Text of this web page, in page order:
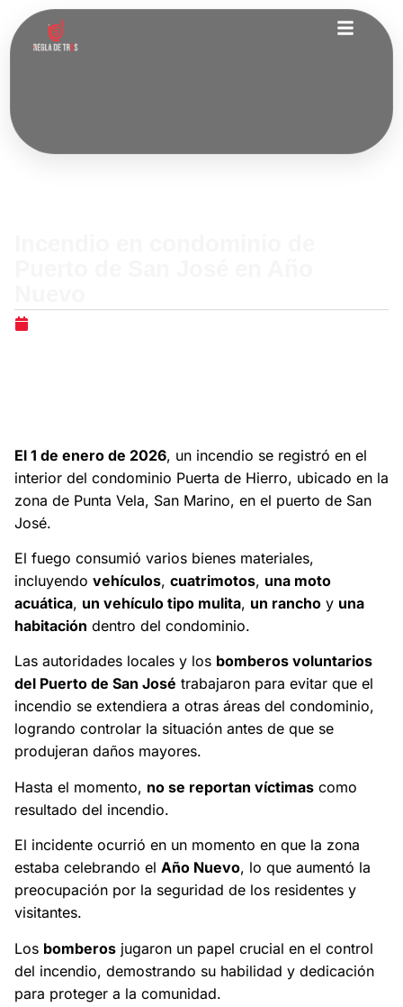
El 1 de enero de 2026, un incendio se registró en el
interior del condominio Puerta de Hierro, ubicado en la
zona de Punta Vela, San Marino, en el puerto de San
José.
El fuego consumió varios bienes materiales,
incluyendo vehículos, cuatrimotos, una moto
acuática, un vehículo tipo mulita, un rancho y una
habitación dentro del condominio.
Las autoridades locales y los bomberos voluntarios
del Puerto de San José trabajaron para evitar que el
incendio se extendiera a otras áreas del condominio,
logrando controlar la situación antes de que se
produjeran daños mayores.
Hasta el momento, no se reportan víctimas como
resultado del incendio.
El incidente ocurrió en un momento en que la zona
estaba celebrando el Año Nuevo, lo que aumentó la
preocupación por la seguridad de los residentes y
visitantes.
Los bomberos jugaron un papel crucial en el control
del incendio, demostrando su habilidad y dedicación
para proteger a la comunidad.